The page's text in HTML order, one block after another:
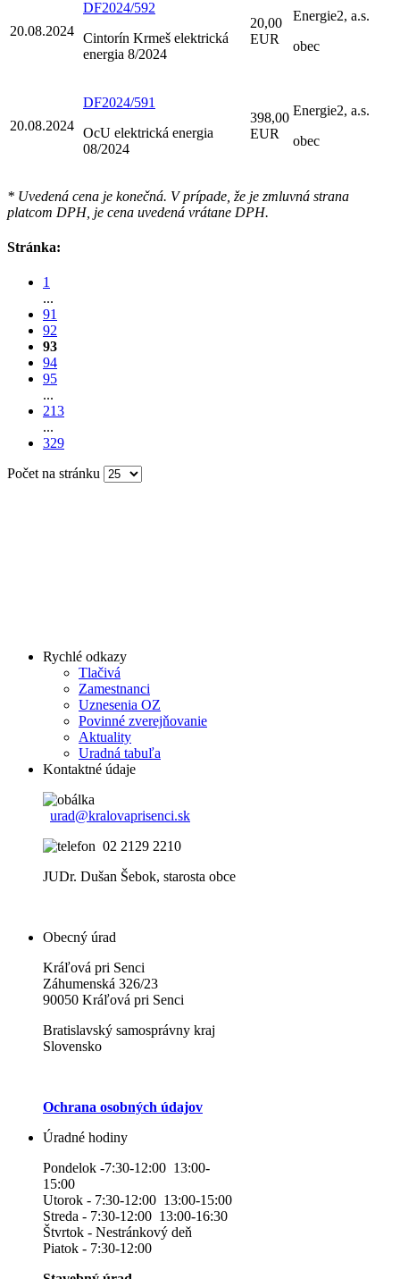
20.08.2024
DF2024/592
Cintorín Krmeš elektrická
energia 8/2024
20,00
EUR
Energie2, a.s.
obec
20.08.2024
DF2024/591
OcU elektrická energia
08/2024
398,00
EUR
Energie2, a.s.
obec
* Uvedená cena je konečná. V prípade, že je zmluvná strana
platcom DPH, je cena uvedená vrátane DPH.
Stránka:
1
...
91
92
93
94
95
...
213
...
329
Počet na stránku
Rychlé odkazy
Tlačivá
Zamestnanci
Uznesenia OZ
Povinné zverejňovanie
Aktuality
Uradná tabuľa
Kontaktné údaje
urad@kralovaprisenci.sk
02 2129 2210
JUDr. Dušan Šebok, starosta obce
Obecný úrad
Kráľová pri Senci
Záhumenská 326/23
90050 Kráľová pri Senci
Bratislavský samosprávny kraj
Slovensko
Ochrana osobných údajov
Úradné hodiny
Pondelok -7:30-12:00 13:00-
15:00
Utorok - 7:30-12:00 13:00-15:00
Streda - 7:30-12:00 13:00-16:30
Štvrtok - Nestránkový deň
Piatok - 7:30-12:00